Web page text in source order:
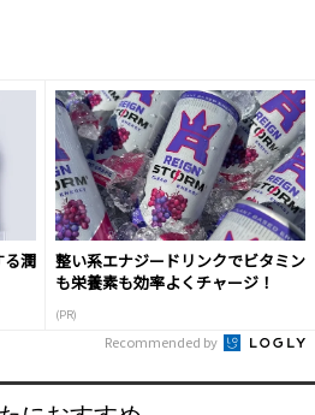
る潤
整い系エナジードリンクでビタミン
も栄養素も効率よくチャージ！
(PR)
Recommended by